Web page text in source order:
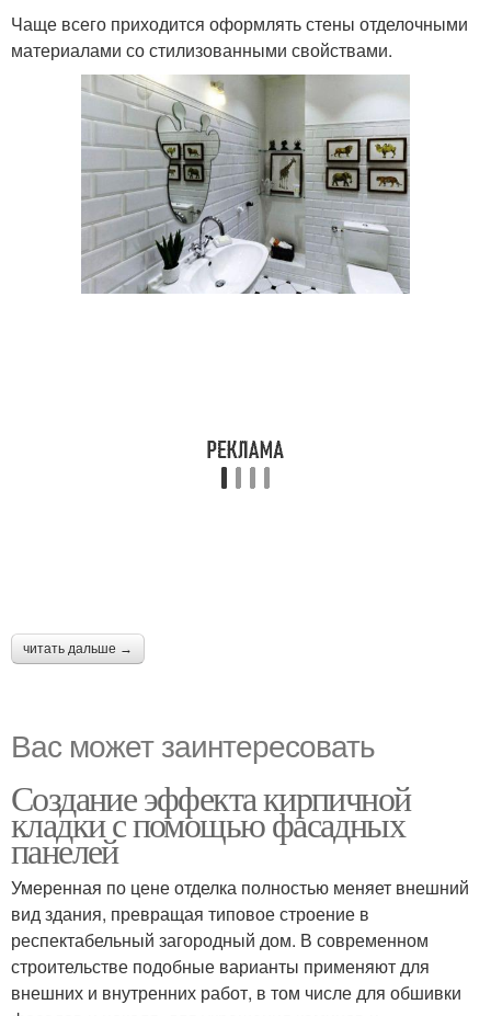
Чаще всего приходится оформлять стены отделочными
материалами со стилизованными свойствами.
читать дальше →
Вас может заинтересовать
Создание эффекта кирпичной
кладки с помощью фасадных
панелей
Умеренная по цене отделка полностью меняет внешний
вид здания, превращая типовое строение в
респектабельный загородный дом. В современном
строительстве подобные варианты применяют для
внешних и внутренних работ, в том числе для обшивки